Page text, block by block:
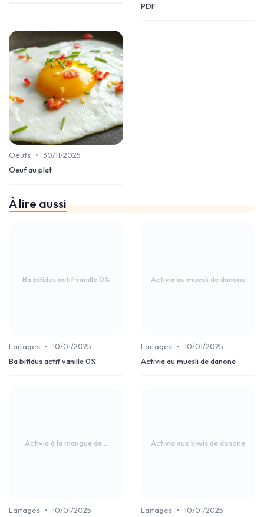
PDF
Oeufs • 30/11/2025
Oeuf au plat
À lire aussi
Ba bifidus actif vanille 0%
Laitages • 10/01/2025
Ba bifidus actif vanille 0%
Activia au muesli de danone
Laitages • 10/01/2025
Activia au muesli de danone
Activia à la mangue de...
Laitages • 10/01/2025
Activia aux kiwis de danone
Laitages • 10/01/2025